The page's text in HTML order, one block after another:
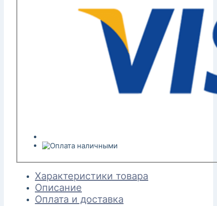
Характеристики товара
Описание
Оплата и доставка